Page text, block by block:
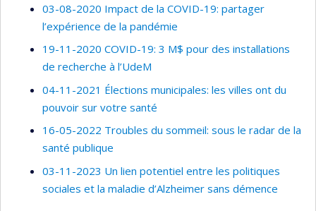
03-08-2020 Impact de la COVID-19: partager
l’expérience de la pandémie
19-11-2020 COVID-19: 3 M$ pour des installations
de recherche à l’UdeM
04-11-2021 Élections municipales: les villes ont du
pouvoir sur votre santé
16-05-2022 Troubles du sommeil: sous le radar de la
santé publique
03-11-2023 Un lien potentiel entre les politiques
sociales et la maladie d’Alzheimer sans démence